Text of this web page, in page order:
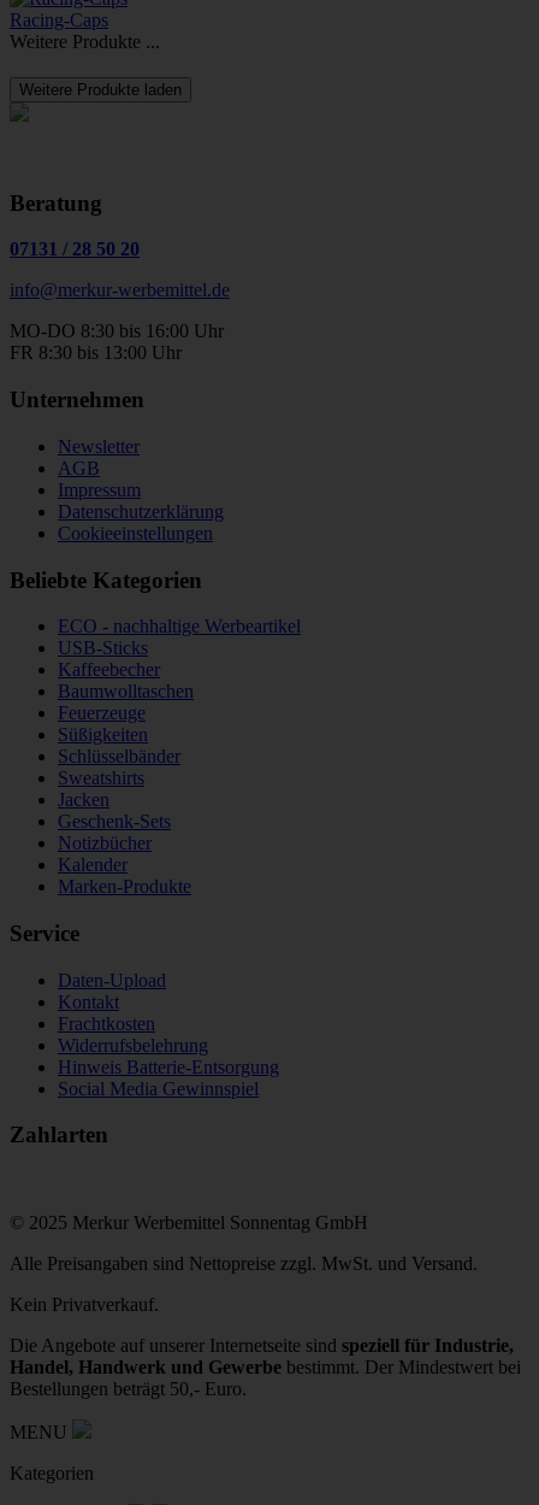
Racing-Caps
Weitere Produkte ...
Weitere Produkte laden
Beratung
07131 / 28 50 20
info@merkur-werbemittel.de
MO-DO 8:30 bis 16:00 Uhr
FR 8:30 bis 13:00 Uhr
Unternehmen
Newsletter
AGB
Impressum
Datenschutzerklärung
Cookieeinstellungen
Beliebte Kategorien
ECO - nachhaltige Werbeartikel
USB-Sticks
Kaffeebecher
Baumwolltaschen
Feuerzeuge
Süßigkeiten
Schlüsselbänder
Sweatshirts
Jacken
Geschenk-Sets
Notizbücher
Kalender
Marken-Produkte
Service
Daten-Upload
Kontakt
Frachtkosten
Widerrufsbelehrung
Hinweis Batterie-Entsorgung
Social Media Gewinnspiel
Zahlarten
© 2025 Merkur Werbemittel Sonnentag GmbH
Alle Preisangaben sind Nettopreise zzgl. MwSt. und Versand.
Kein Privatverkauf.
Die Angebote auf unserer Internetseite sind speziell für Industrie,
Handel, Handwerk und Gewerbe bestimmt. Der Mindestwert bei
Bestellungen beträgt 50,- Euro.
MENU
Kategorien